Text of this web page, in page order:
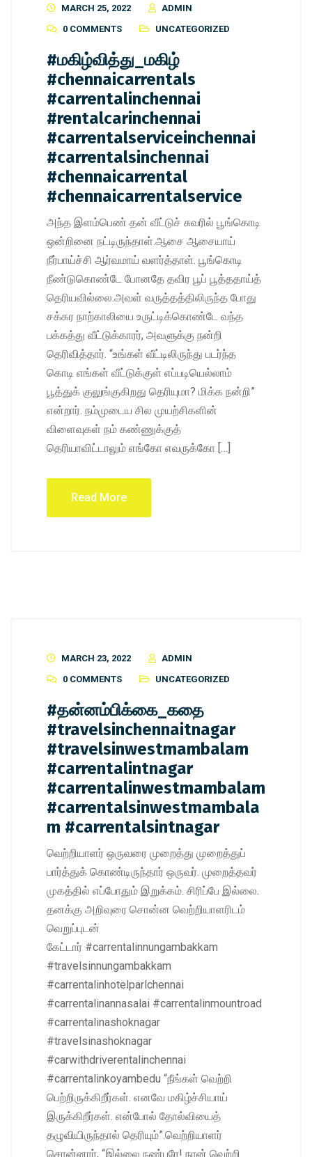
MARCH 25, 2022
ADMIN
0 COMMENTS
UNCATEGORIZED
#மகிழ்வித்து_மகிழ்
#chennaicarrentals
#carrentalinchennai
#rentalcarinchennai
#carrentalserviceinchennai
#carrentalsinchennai
#chennaicarrental
#chennaicarrentalservice
அந்த இளம்பெண் தன் வீட்டுச் சுவரில் பூங்கொடி
ஒன்றினை நட்டிருந்தாள்.ஆசை ஆசையாய்
நீர்பாய்ச்சி ஆர்வமாய் வளர்த்தாள். பூங்கொடி
நீண்டுகொண்டே போனதே தவிர பூப் பூத்ததாய்த்
தெரியவில்லை.அவள் வருத்தத்திலிருந்த போது
சக்கர நாற்காலியை உருட்டிக்கொண்டே வந்த
பக்கத்து வீட்டுக்காரர், அவளுக்கு நன்றி
தெரிவித்தார். “உங்கள் வீட்டிலிருந்து படர்ந்த
கொடி எங்கள் வீட்டுக்குள் எப்படியெல்லாம்
பூத்துக் குலுங்குகிறது தெரியுமா? மிக்க நன்றி”
என்றார். நம்முடைய சில முயற்சிகளின்
விளைவுகள் நம் கண்ணுக்குத்
தெரியாவிட்டாலும் எங்கோ எவருக்கோ […]
Read More
MARCH 23, 2022
ADMIN
0 COMMENTS
UNCATEGORIZED
#தன்னம்பிக்கை_கதை
#travelsinchennaitnagar
#travelsinwestmambalam
#carrentalintnagar
#carrentalinwestmambalam
#carrentalsinwestmambala
m #carrentalsintnagar
வெற்றியாளர் ஒருவரை முறைத்து முறைத்துப்
பார்த்துக் கொண்டிருந்தார் ஒருவர். முறைத்தவர்
முகத்தில் எப்போதும் இறுக்கம். சிரிப்பே இல்லை.
தனக்கு அறிவுரை சொன்ன வெற்றியாளரிடம்
வெறுப்புடன்
கேட்டார் #carrentalinnungambakkam
#travelsinnungambakkam
#carrentalinhotelparlchennai
#carrentalinannasalai #carrentalinmountroad
#carrentalinashoknagar
#travelsinashoknagar
#carwithdriverentalinchennai
#carrentalinkoyambedu “நீங்கள் வெற்றி
பெற்றிருக்கிறீர்கள். எனவே மகிழ்ச்சியாய்
இருக்கிறீர்கள். என்போல் தோல்வியைத்
தழுவியிருந்தால் தெரியும்”.வெற்றியாளர்
சொன்னார், “இல்லை நண்பரே! நான் வெற்றி